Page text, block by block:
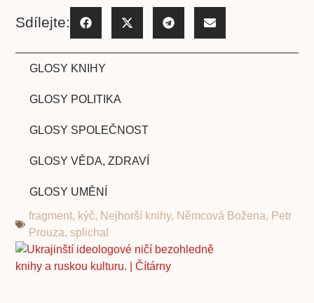
Sdílejte:
GLOSY KNIHY
GLOSY POLITIKA
GLOSY SPOLEČNOST
GLOSY VĚDA, ZDRAVÍ
GLOSY UMĚNÍ
fragment, kýč, Nejhorší knihy, Němcová Božena, Petr
Prouza,splichal